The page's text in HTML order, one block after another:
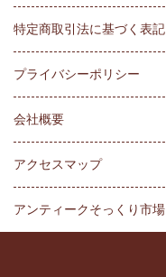
特定商取引法に基づく表記
プライバシーポリシー
会社概要
アクセスマップ
アンティークそっくり市場